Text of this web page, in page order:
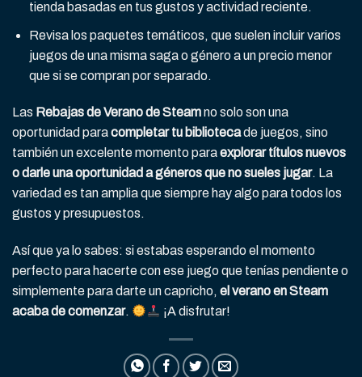
tienda basadas en tus gustos y actividad reciente.
Revisa los paquetes temáticos, que suelen incluir varios
juegos de una misma saga o género a un precio menor
que si se compran por separado.
Las Rebajas de Verano de Steamno solo son una
oportunidad paracompletar tu bibliotecade juegos, sino
también un excelente momento paraexplorar títulos nuevos
o darle una oportunidad a géneros que no sueles jugar. La
variedad es tan amplia que siempre hay algo para todos los
gustos y presupuestos.
Así que ya lo sabes: si estabas esperando el momento
perfecto para hacerte con ese juego que tenías pendiente o
simplemente para darte un capricho, el verano en Steam
acaba de comenzar. ¡A disfrutar!